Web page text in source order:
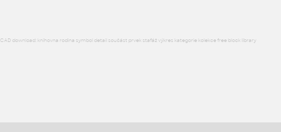
CAD download: knihovna rodina symbol detail součást prvek stafáž výkres kategorie kolekce free block library